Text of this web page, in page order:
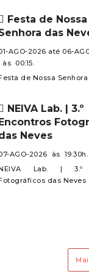
de todos
Festa de Nossa
das
AGO-2026 até 06-
às 00:15.
de Nossa
NEIVA Lab. | 3.º
Neves
AGO-2026 às 19:30h.
Lab. | 3.º
das Neves